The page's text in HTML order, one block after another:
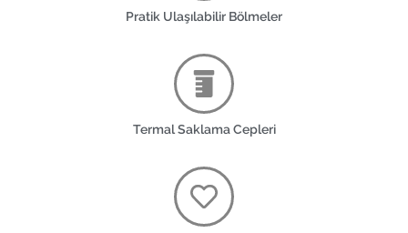
Pratik Ulaşılabilir Bölmeler
Termal Saklama Cepleri